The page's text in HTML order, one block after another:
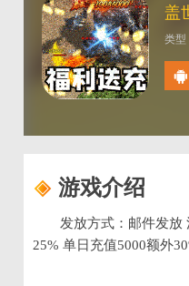
类型
游戏介绍
发放方式：邮件发放
25% 单日充值5000额外